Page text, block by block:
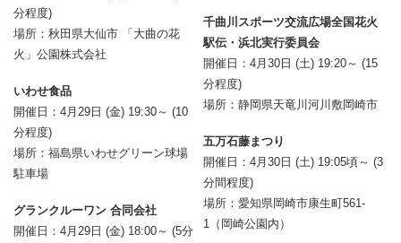
分程度)
場所：秋田県大仙市 「大曲の花
火」公園株式会社
いわせ食品
開催日：4月29日 (金) 19:30～ (10
分程度)
場所：福島県いわせグリーン球場
駐車場
グランクルーワン 合同会社
開催日：4月29日 (金) 18:00～ (5分
千曲川スポーツ交流広場全国花火
駅伝・浜北実行委員会
開催日：4月30日 (土) 19:20～ (15
分程度)
場所：静岡県天竜川河川敷岡崎市
五万石藤まつり
開催日：4月30日 (土) 19:05頃～ (3
分間程度)
場所：愛知県岡崎市康生町561-
1（岡崎公園内）